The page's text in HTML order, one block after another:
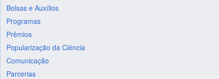
Bolsas e Auxílios
Programas
Prêmios
Popularização da Ciência
Comunicação
Parcerias